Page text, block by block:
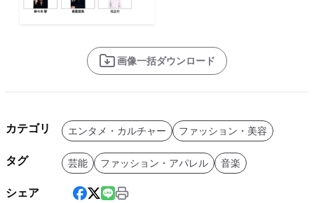
画像一括ダウンロード
カテゴリ エンタメ・カルチャー ファッション・美容
タグ 芸能 ファッション・アパレル 音楽
シェア